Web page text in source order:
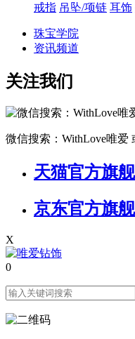
戒指 吊坠/项链 耳饰
珠宝学院
资讯频道
关注我们
微信搜索：WithLove唯爱
天猫官方旗
京东官方旗
X
0